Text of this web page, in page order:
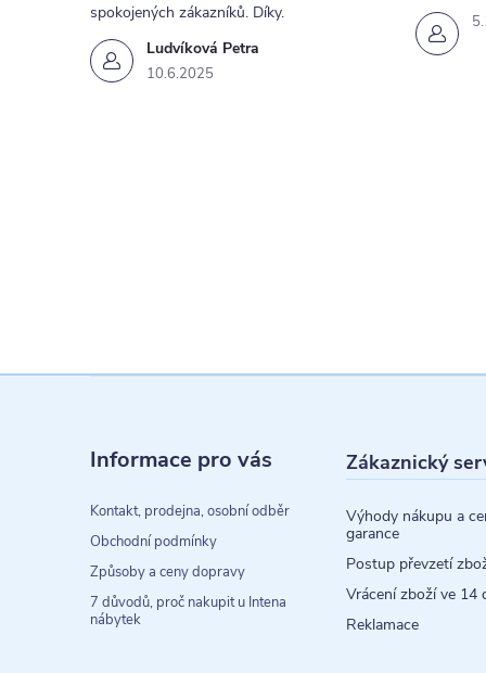
Ludvíková Petra
10.6.2025
spokojených zákazníků. Díky.
Informace pro vás
Kontakt, prodejna, osobní odběr
Obchodní podmínky
Způsoby a ceny dopravy
7 důvodů, proč nakupit u Intena
nábytek
Zákaznický
Výhody nákupu a
garance
Postup převzetí
Vrácení zboží ve 14
Reklamace